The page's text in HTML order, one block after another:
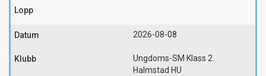
2026-08-08
Ungdoms-SM Klass 2
Halmstad HU